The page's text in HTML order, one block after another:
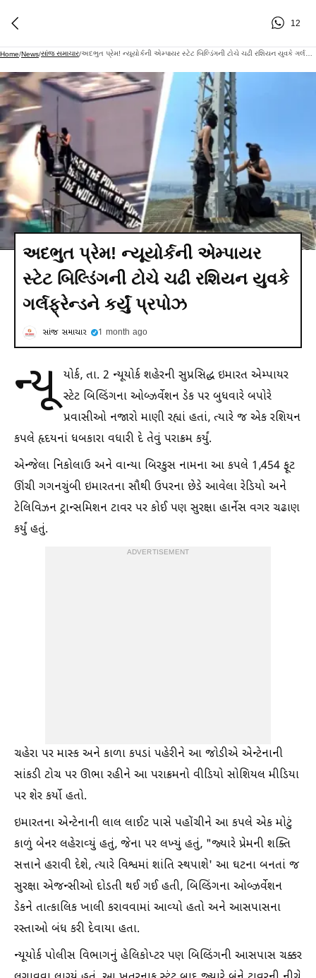
12
Home/News/સાંજ સમાચાર/
અદભુત પ્રેમ! ન્યૂયોર્કની એમ્પાયર
સ્ટેટ બિલ્ડિંગની ટોચે ચઢી રશિયન યુવકે
ગર્લફ્રેન્ડને કર્યું પ્રપોઝ
સાંજ સમાચાર 1 month ago
ન્યૂ યોર્ક, તા. 2 ન્યૂયોર્ક શહેરની સુપ્રસિદ્ધ ઇમારત એમ્પાયર
સ્ટેટ બિલ્ડિંગના ઓબ્ઝર્વેશન ડેક પર બુધવારે બપોરે
પ્રવાસીઓ નજારો માણી રહ્યાં હતાં, ત્યારે જ એક રશિયન
કપલે હૃદયનાં ધબકારા વધારી દે તેવું પરાક્રમ કર્યું.
એન્જેલા નિકોલાઉ અને વાન્યા બિરકુસ નામના આ કપલે 1,454 ફૂટ
ઊંચી ગગનચુંબી ઇમારતના સૌથી ઉપરના છેડે આવેલા રેડિયો અને
ટેલિવિઝન ટ્રાન્સમિશન ટાવર પર કોઈ પણ સુરક્ષા હાર્નેસ વગર ચઢાણ
કર્યું હતું.
ADVERTISEMENT
ચહેરા પર માસ્ક અને કાળા કપડાં પહેરીને આ જોડીએ એન્ટેનાની
સાંકડી ટોચ પર ઊભા રહીને આ પરાક્રમનો વીડિયો સોશિયલ મીડિયા
પર શેર કર્યો હતો.
ઇમારતના એન્ટેનાની લાલ લાઈટ પાસે પહોંચીને આ કપલે એક મોટું
કાળું બેનર લહેરાવ્યું હતું, જેના પર લખ્યું હતું, "જ્યારે પ્રેમની શક્તિ
સત્તાને હરાવી દેશે, ત્યારે વિશ્વમાં શાંતિ સ્થપાશે' આ ઘટના બનતાં જ
સુરક્ષા એજન્સીઓ દોડતી થઈ ગઈ હતી, બિલ્ડિંગના ઓબ્ઝર્વેશન
ડેકને તાત્કાલિક ખાલી કરાવવામાં આવ્યો હતો અને આસપાસના
રસ્તાઓ બંધ કરી દેવાયા હતા.
ન્યૂયોર્ક પોલીસ વિભાગનું હેલિકોપ્ટર પણ બિલ્ડિંગની આસપાસ ચક્કર